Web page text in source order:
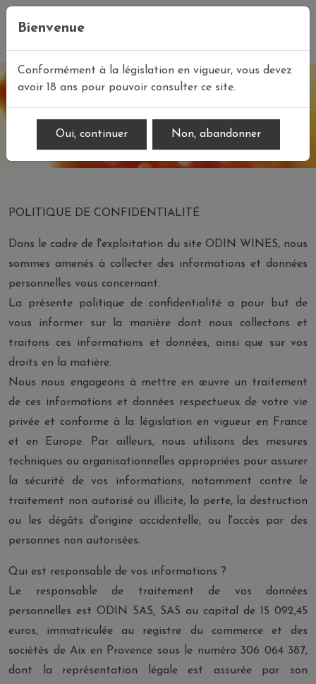
Politique de confidentialité
POLITIQUE DE CONFIDENTIALITÉ
Dans le cadre de l'exploitation du site ODIN WINES, nous
sommes amenés à collecter des informations et données
personnelles vous concernant.
La présente politique de confidentialité a pour but de
vous informer sur la manière dont nous collectons et
traitons ces informations et données, ainsi que sur vos
droits en la matière.
Nous nous engageons à mettre en œuvre un traitement
de ces informations et données respectueux de votre vie
privée et conforme à la législation en vigueur en France
et en Europe. Par ailleurs, nous utilisons des mesures
techniques ou organisationnelles appropriées pour assurer
la sécurité de vos informations, notamment contre le
traitement non autorisé ou illicite, la perte, la destruction
ou les dégâts d'origine accidentelle, ou l'accès par des
personnes non autorisées.
Qui est responsable de vos informations ?
Le responsable de traitement de vos données
personnelles est ODIN SAS, SAS au capital de 15 092,45
euros, immatriculée au registre du commerce et des
sociétés de Aix en Provence sous le numéro 306 064 387,
dont la représentation légale est assurée par son
Bienvenue
Conformément à la législation en vigueur, vous devez
avoir 18 ans pour pouvoir consulter ce site.
Oui, continuer Non, abandonner